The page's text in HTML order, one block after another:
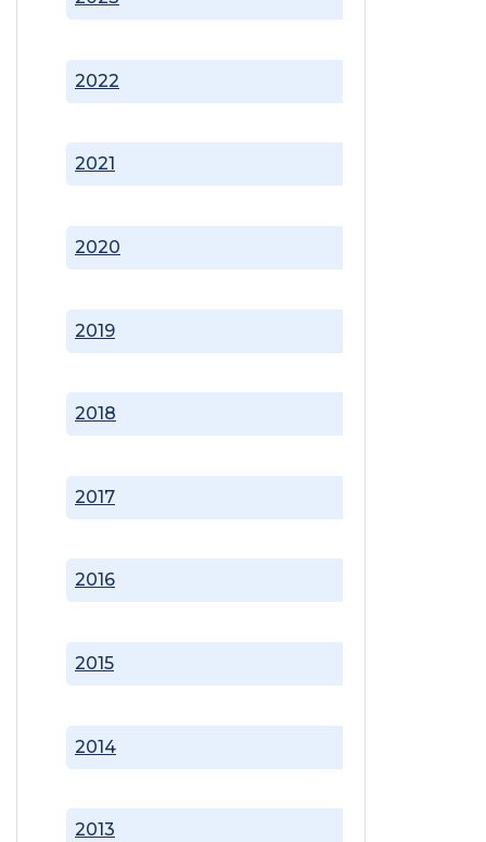
2013
2014
2015
2016
2017
2018
2019
2020
2021
2022